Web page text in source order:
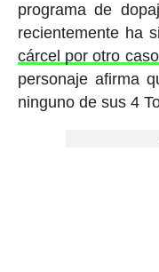
programa de
recientemente ha
cárcel por otro
personaje afirma
ninguno de sus 4